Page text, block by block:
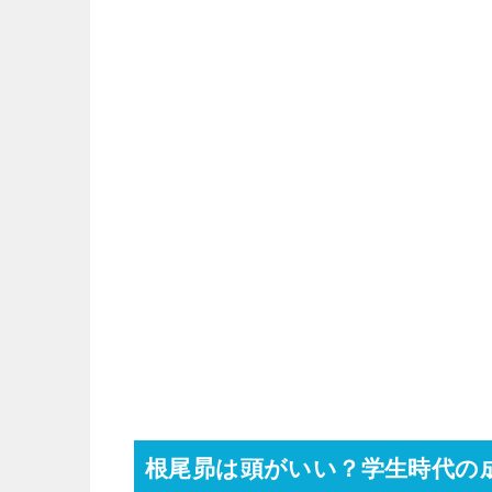
根尾昴は頭がいい？学生時代の